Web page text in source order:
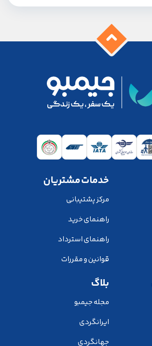
خدمات مشتریان
مرکز پشتیبانی
راهنمای خرید
راهنمای استرداد
قوانین و مقررات
بلاگ
مجله جیمبو
ایرانگردی
جهانگردی